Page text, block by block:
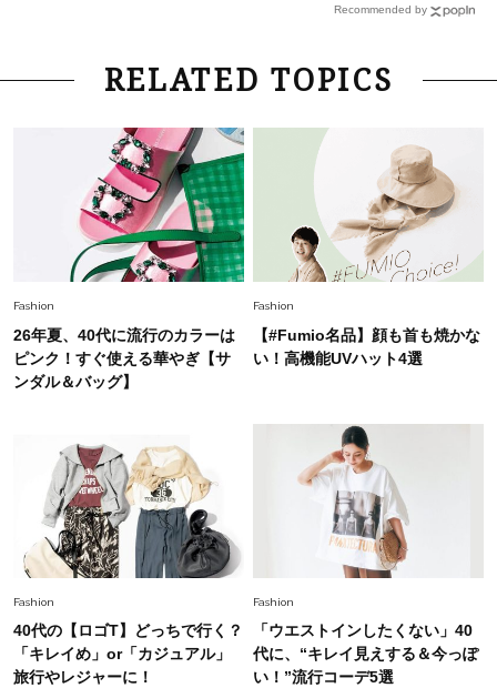
Fashion 2026.7.16
白黒でもこんなに華やぐ！40代、夏の「甘めト
Fashion 2026.5.29
40代の夏通勤はこれ１着！「きちんと感」も
「オシャレ」も整うトレンドトップス〈4選〉
初夏はこれさえあれば！40代は【淡色ワンピ】
で即涼しげ＆上品見え〈3選〉
オシャレ40代の【ワンピ＆オールインワン】最
旬着こなし3選。地味見え回避のコツは「バッグ
選び」！
Fashion 2026.7.31
【40代のTシャツコーデ】超ビッグサイズ×きれ
いめハーフパンツでモードに昇華
Fashion 2026.6.25
毎日忙しい40代が頼れる！無難に見えない【ひ
Recommended by
RELATED TOPICS
Fashion
26年夏、40代に流行のカラーは
ピンク！すぐ使える華やぎ【サ
ンダル＆バッグ】
Fashion
【#Fumio名品】顔も首も焼かな
い！高機能UVハット4選
Fashion
40代の【ロゴT】どっちで行く？
「キレイめ」or「カジュアル」
旅行やレジャーに！
Fashion
「ウエストインしたくない」40
代に、“キレイ見えする＆今っぽ
い！”流行コーデ5選